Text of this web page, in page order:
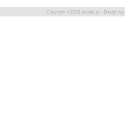
Copyright ©2026 ekolas.pl - Design by